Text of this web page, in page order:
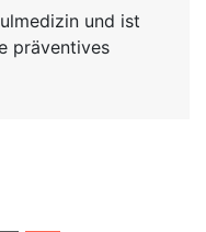
und ist
präventives